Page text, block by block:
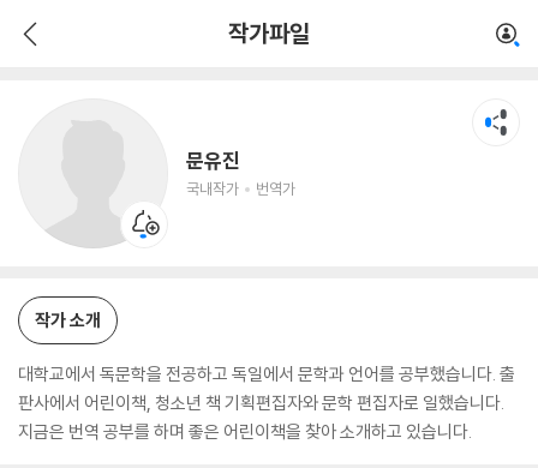
작가파일
문유진
국내작가 번역가
작가 소개
대학교에서 독문학을 전공하고 독일에서 문학과 언어를 공부했습니다. 출
판사에서 어린이책, 청소년 책 기획편집자와 문학 편집자로 일했습니다.
지금은 번역 공부를 하며 좋은 어린이책을 찾아 소개하고 있습니다.